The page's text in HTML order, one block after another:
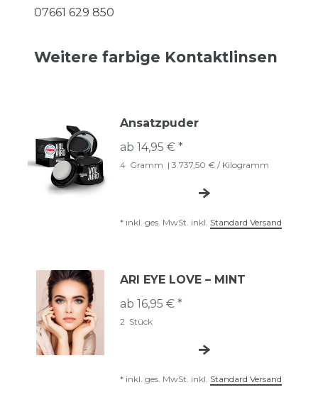
07661 629 850
Weitere farbige Kontaktlinsen
Ansatzpuder
ab 14,95 € *
4 Gramm | 3.737,50 € / Kilogramm
* inkl. ges. MwSt. inkl. Standard Versand
ARI EYE LOVE – MINT
ab 16,95 € *
2 Stück
* inkl. ges. MwSt. inkl. Standard Versand